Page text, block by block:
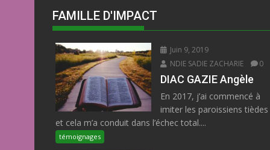
FAMILLE D'IMPACT
Juin 9, 2019
NDIE SADIE ZACHARIE
0
DIAC GAZIE Angèle
En 2017, j’ai commencé à
imiter les paroissiens tièdes
et cela m’a conduit dans l’échec total....
témoignages